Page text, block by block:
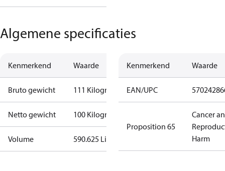
Algemene specificaties
Kenmerkend Waarde
Bruto gewicht 111 Kilogram
Netto gewicht 100 Kilogram
Volume 590.625 Liter
Kenmerkend Waarde
EAN/UPC
Proposition 65
Cancer
Harm